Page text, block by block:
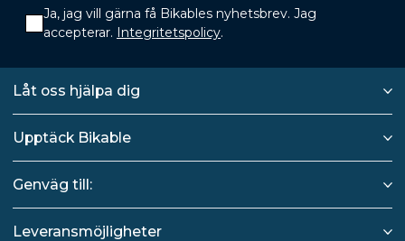
Ja, jag vill gärna få Bikables nyhetsbrev. Jag
accepterar. Integritetspolicy.
Låt oss hjälpa dig
Upptäck Bikable
Genväg till:
Leveransmöjligheter